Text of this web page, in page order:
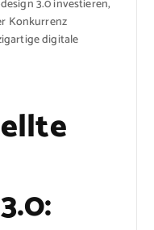
3.0 investieren,
Konkurrenz
digitale